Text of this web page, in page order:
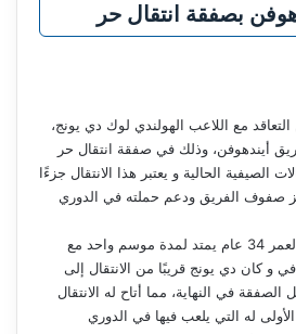
بصفقة انتقال حر
مع اللاعب الهولندي لوك دي يونج،
أيندهوفن، وذلك في صفقة انتقال حر
الصيفية الحالية و يعتبر هذا الانتقال جزءًا
صفوف الفريق ودعم حملته في الدوري
عقد اللاعب الذي يبلغ من العمر 34 عام يمتد لمدة موسم واحد مع
و كان دي يونج قريبًا من الانتقال إلى
في النهاية، مما أتاح له الانتقال
له التي يلعب فيها في الدوري